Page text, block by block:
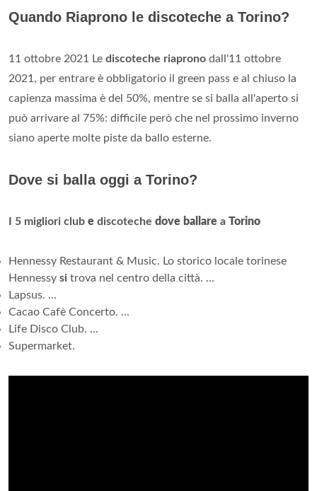
Quando Riaprono le discoteche a Torino?
11 ottobre 2021 Le discoteche riaprono dall'11 ottobre
2021, per entrare è obbligatorio il green pass e al chiuso la
capienza massima è del 50%, mentre se si balla all'aperto si
può arrivare al 75%: difficile però che nel prossimo inverno
siano aperte molte piste da ballo esterne.
Dove si balla oggi a Torino?
I 5 migliori club e discoteche dove ballare a Torino
Hennessy Restaurant & Music. Lo storico locale torinese
Hennessy si trova nel centro della città. ...
Lapsus. ...
Cacao Cafè Concerto. ...
Life Disco Club. ...
Supermarket.